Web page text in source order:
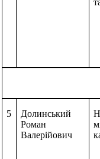
5
Долинський
Роман
Валерійович